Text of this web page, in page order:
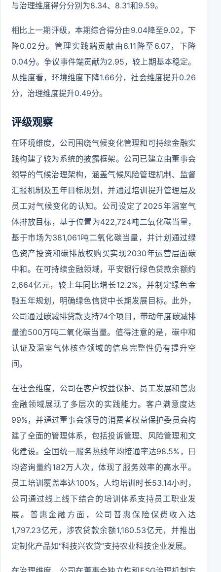
与治理维度得分分别为8.34、8.31和9.59。
相比上一期评级，本期综合得分由9.04降至9.02，下
降0.02分。管理实践端贡献由6.11降至6.07，下降
0.04分。争议事件端贡献为2.95，较上期基本稳定。
从维度看，环境维度下降1.66分，社会维度提升0.26
分，治理维度提升0.49分。
评级观察
在环境维度，公司围绕气候变化管理和可持续金融实
践构建了较为系统的披露框架。公司已建立由董事会
领导的气候治理架构，涵盖气候风险管理机制、监督
汇报机制及五年目标规划，并通过培训提升管理层及
员工对气候变化的认知。公司设定了2025年温室气
体排放目标，基于位置为422,724吨二氧化碳当量，
基于市场为381,061吨二氧化碳当量，并计划通过绿
色资产投资和碳排放权购买实现2030年运营层面碳
中和。在可持续金融领域，平安银行绿色贷款余额约
2,664亿元，较上年同比增长12.2%，并制定绿色金
融五年规划，明确绿色信贷中长期发展目标。此外，
公司通过碳减排贷款支持74个项目，带动年度碳减排
量逾500万吨二氧化碳当量。值得注意的是，碳中和
认证及温室气体核查领域的信息完整性仍有提升空
间。
在社会维度，公司在客户权益保护、员工发展和普惠
金融领域展现了多层次的实践能力。客户满意度达
99%，并通过董事会领导的消费者权益保护委员会构
建了全面的管理体系，包括投诉管理、风险管理和文
化建设。全国统一服务热线年均接通率达98.5%，日
均咨询量约182万人次，体现了服务效率的高水平。
员工培训覆盖率达100%，人均培训时长53.14小时，
公司通过线上线下结合的培训体系支持员工职业发
展。普惠金融方面，公司普惠保险保费收入达
1,797.23亿元，涉农贷款余额1,160.53亿元，并推出
定制化产品如“科技兴农贷”支持农业科技企业发展。